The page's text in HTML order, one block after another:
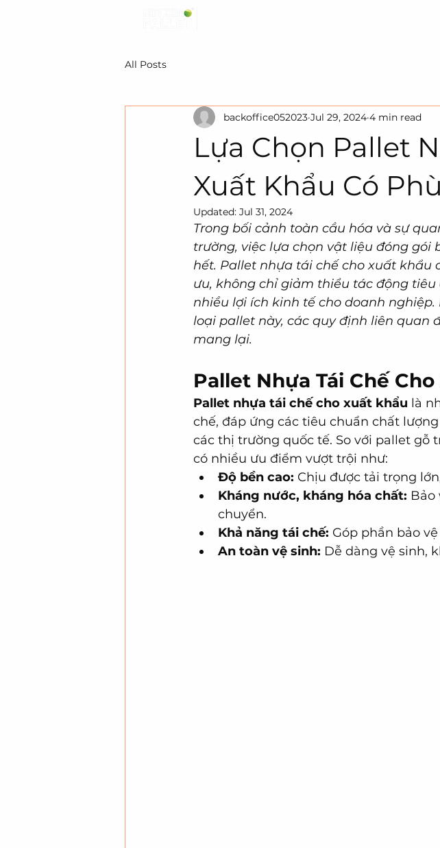
All Posts
Lựa Chọn Pallet
Xuất Khẩu Có
backoffice052023 Jul 29, 2024 4 min read
Updated: Jul 31, 2024
Trong bối cảnh toàn cầu hóa và sự
trường, việc lựa chọn vật liệu đóng
hết. Pallet nhựa tái chế cho xuất
ưu, không chỉ giảm thiểu tác động
nhiều lợi ích kinh tế cho doanh
loại pallet này, các quy định liên
mang lại.
Pallet Nhựa Tái Chế
Pallet nhựa tái chế cho xuất khẩu là
chế, đáp ứng các tiêu chuẩn chất
các thị trường quốc tế. So với pallet
có nhiều ưu điểm vượt trội như:
Độ bền cao: Chịu được tải trọng
Kháng nước, kháng hóa chất: Bảo
chuyển.
Khả năng tái chế: Góp phần bảo
An toàn vệ sinh: Dễ dàng vệ sinh,